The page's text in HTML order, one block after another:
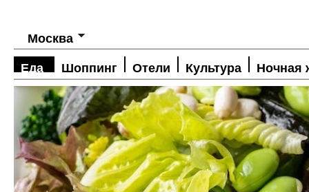
Москва
Еда Шоппинг Отели Культура Ночная